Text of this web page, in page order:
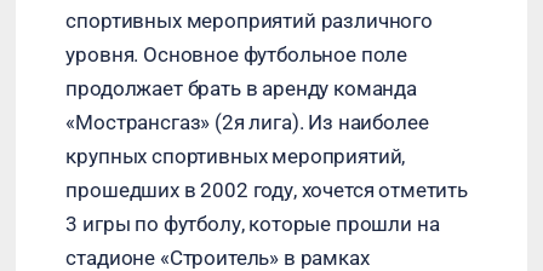
спортивных мероприятий различного
уровня. Основное футбольное поле
продолжает брать в аренду команда
«Мострансгаз» (2я лига). Из наиболее
крупных спортивных мероприятий,
прошедших в 2002 году, хочется отметить
3 игры по футболу, которые прошли на
стадионе «Строитель» в рамках